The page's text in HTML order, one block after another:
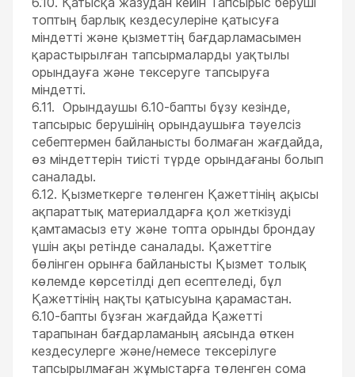
топтың барлық кездесулеріне қатысуға
міндетті және қызметтің бағдарламасымен
қарастырылған тапсырмаларды уақтылы
орындауға және тексеруге тапсыруға
міндетті.
6.11. Орындаушы 6.10-бапты бұзу кезінде,
тапсырыс берушінің орындаушыға тәуелсіз
себептермен байланысты болмаған жағдайда,
өз міндеттерін тиісті түрде орындағаны болып
саналады.
6.12. Қызметкерге төленген Қажеттінің ақысы
ақпараттық материалдарға қол жеткізуді
қамтамасыз ету және топта орынды брондау
үшін ақы ретінде саналады. Қажеттіге
бөлінген орынға байланысты Қызмет толық
көлемде көрсетілді деп есептеледі, бұл
Қажеттінің нақты қатысуына қарамастан.
6.10-бапты бұзған жағдайда Қажетті
тарапынан бағдарламаның аясында өткен
кездесулерге және/немесе тексерілуге
тапсырылмаған жұмыстарға төленген сома